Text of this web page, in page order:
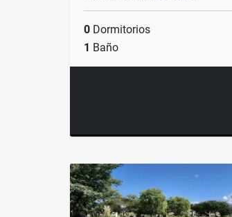
0 Dormitorios
1 Baño